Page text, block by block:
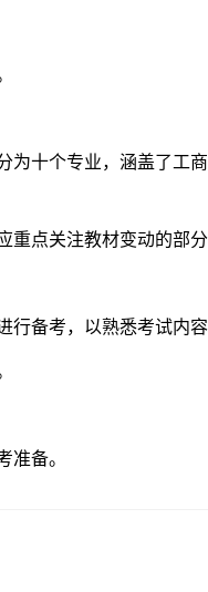
十个专业，涵盖了工
点关注教材变动的部分
备考，以熟悉考试内容
备。